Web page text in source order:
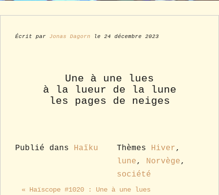
Écrit par Jonas Dagorn le 24 décembre 2023
Une à une lues
à la lueur de la lune
les pages de neiges
Publié dans Haïku Thèmes Hiver ,
lune, Norvège,
société
« Haïscope #1020 : Une à une lues